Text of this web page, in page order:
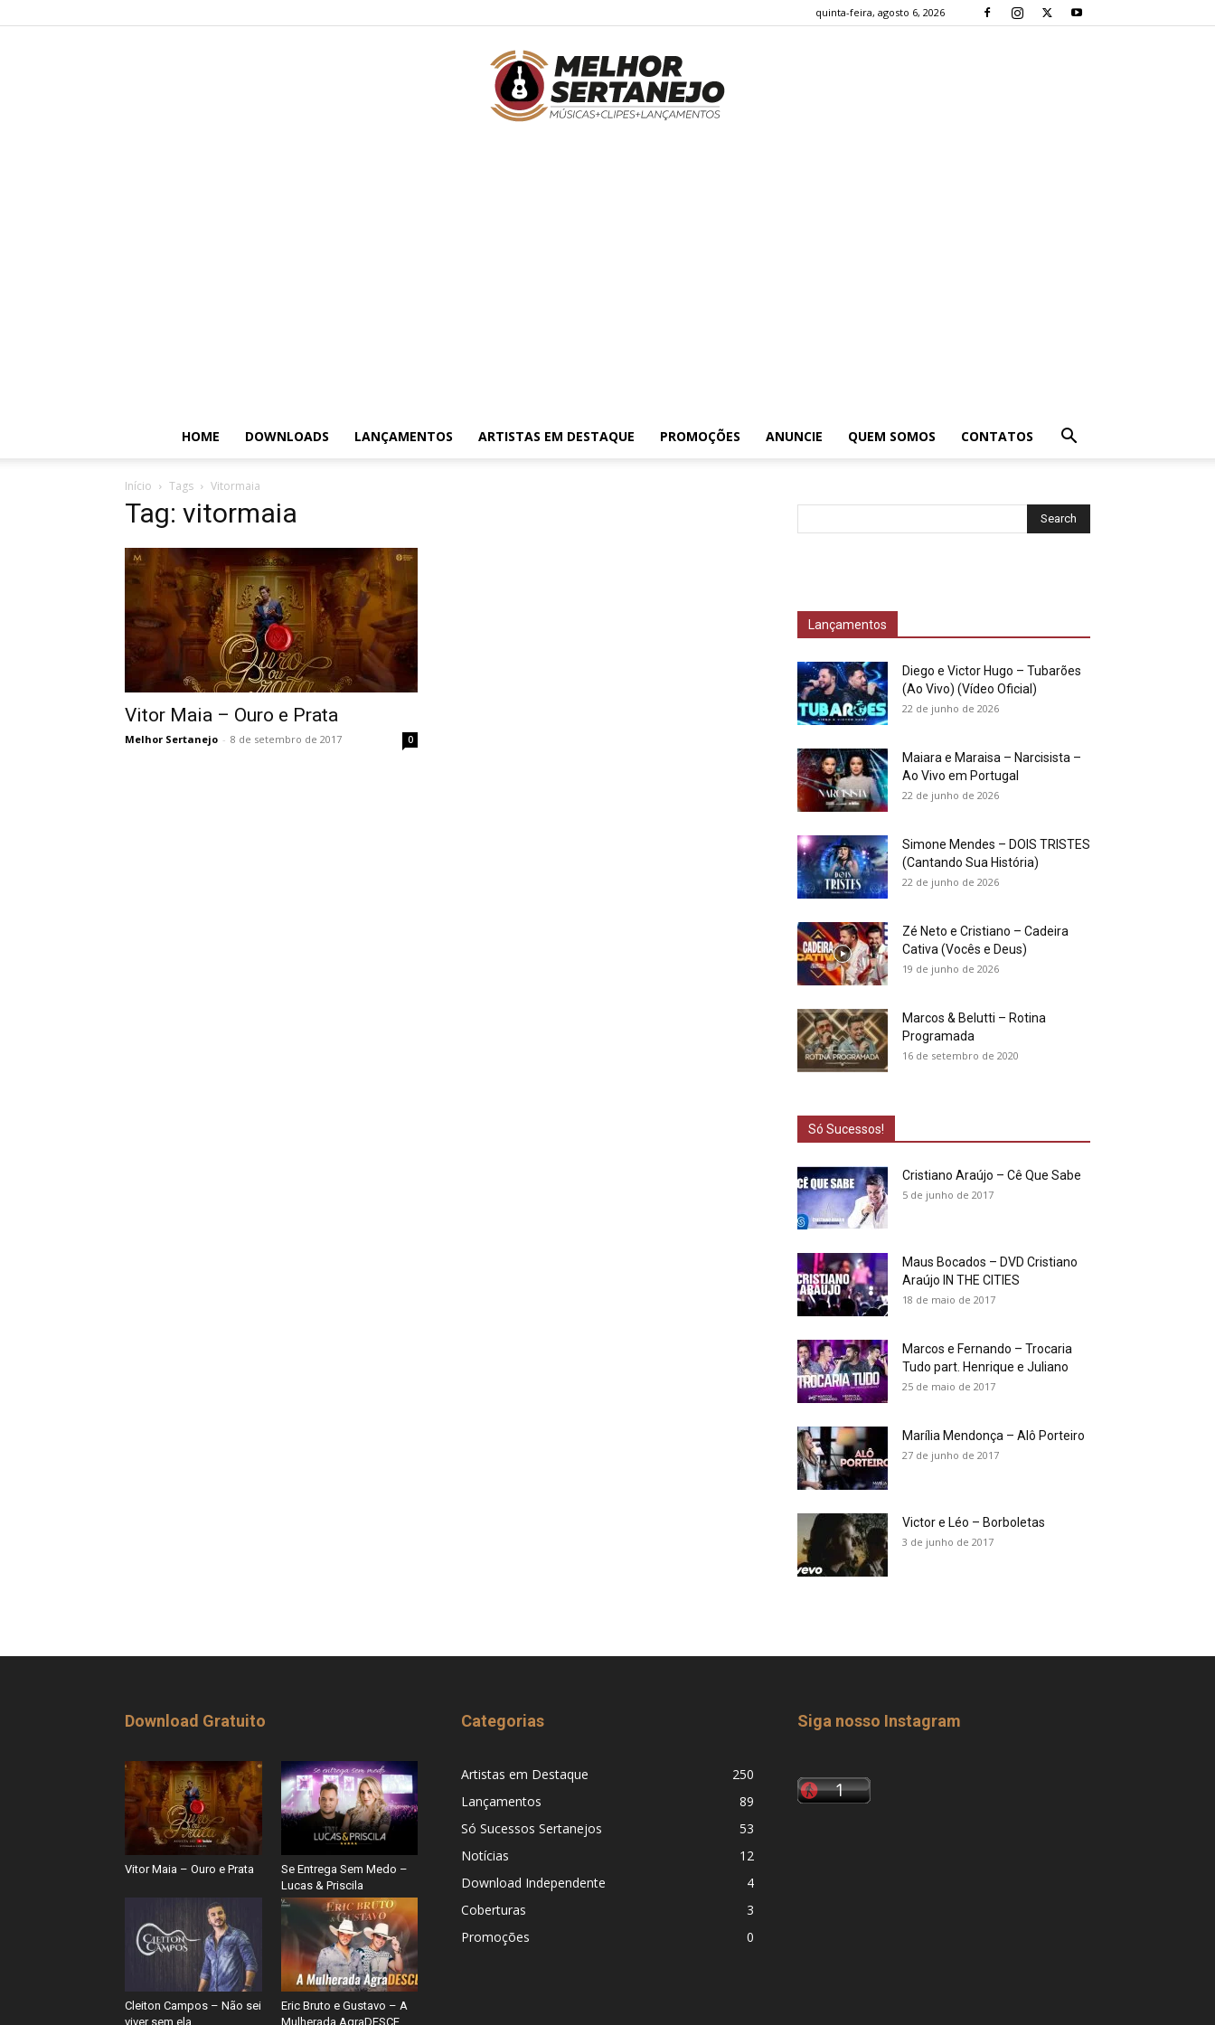
quinta-feira, agosto 6, 2026
HOME DOWNLOADS LANÇAMENTOS ARTISTAS EM DESTAQUE PROMOÇÕES ANUNCIE QUEM SOMOS CONTATOS
Início Tags Vitormaia
Tag: vitormaia
Vitor Maia – Ouro e Prata
Melhor Sertanejo - 8 de setembro de 2017 0
Lançamentos
Diego e Victor Hugo – Tubarões
(Ao Vivo) (Vídeo Oficial)
22 de junho de 2026
Maiara e Maraisa – Narcisista –
Ao Vivo em Portugal
22 de junho de 2026
Simone Mendes – DOIS TRISTES
(Cantando Sua História)
22 de junho de 2026
Zé Neto e Cristiano – Cadeira
Cativa (Vocês e Deus)
19 de junho de 2026
Marcos & Belutti – Rotina
Programada
16 de setembro de 2020
Só Sucessos!
Cristiano Araújo – Cê Que Sabe
5 de junho de 2017
Maus Bocados – DVD Cristiano
Araújo IN THE CITIES
18 de maio de 2017
Marcos e Fernando – Trocaria
Tudo part. Henrique e Juliano
25 de maio de 2017
Marília Mendonça – Alô Porteiro
27 de junho de 2017
Victor e Léo – Borboletas
3 de junho de 2017
Download Gratuito
Vitor Maia – Ouro e Prata
Se Entrega Sem Medo –
Lucas & Priscila
Cleiton Campos – Não sei
viver sem ela
Eric Bruto e Gustavo – A
Mulherada AgraDESCE
Categorias
Artistas em Destaque
250
Lançamentos
89
Só Sucessos Sertanejos
53
Notícias
12
Download Independente
4
Coberturas
3
Promoções
0
Siga nosso Instagram